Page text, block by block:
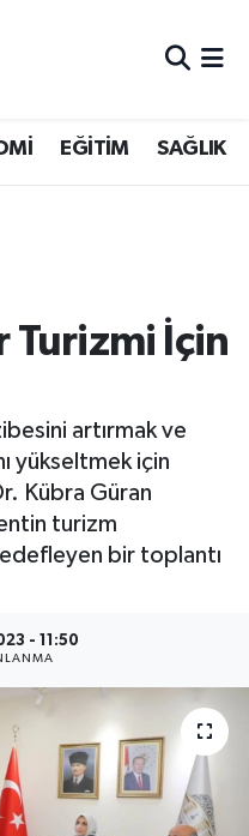
EĞİTİM SAĞLIK
Turizmi İçin
artırmak ve
yükseltmek için
Kübra Güran
turizm
bir toplantı
- 11:50